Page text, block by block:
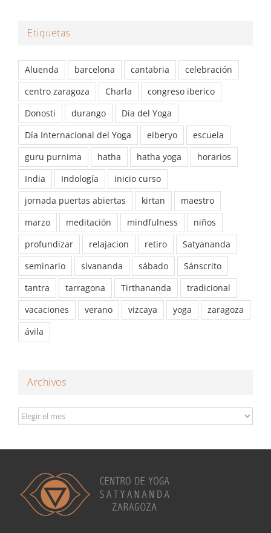
Etiquetas
Aluenda barcelona cantabria
celebración
centro zaragoza
Charla
congreso iberico
Donosti
durango
Día del Yoga
Día Internacional del Yoga
eiberyo
escuela
guru purnima
hatha hatha yoga
horarios
India
Indología
inicio curso
jornada puertas abiertas
kirtan
maestro
marzo
meditación mindfulness
niños
profundizar
relajacion retiro
Satyananda
seminario
sivananda sábado
Sánscrito
tantra
tarragona Tirthananda
tradicional
vacaciones
verano vizcaya yoga
zaragoza
ávila
Archivos
Archivos